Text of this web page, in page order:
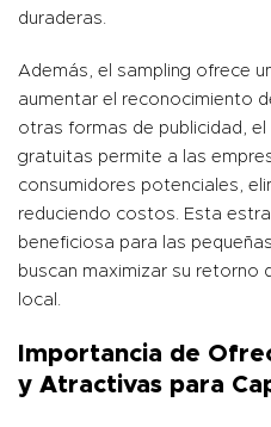
duraderas.
Además, el sampling ofrece
aumentar el reconocimiento
otras formas de publicidad,
gratuitas permite a las
consumidores potenciales,
reduciendo costos. Esta
beneficiosa para las
buscan maximizar su retorno
local.
Importancia de
y Atractivas para